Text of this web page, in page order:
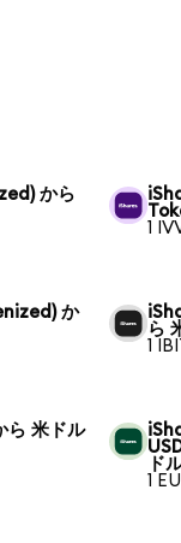
から
1
か
ら
1
ら 米ドル
ド
1